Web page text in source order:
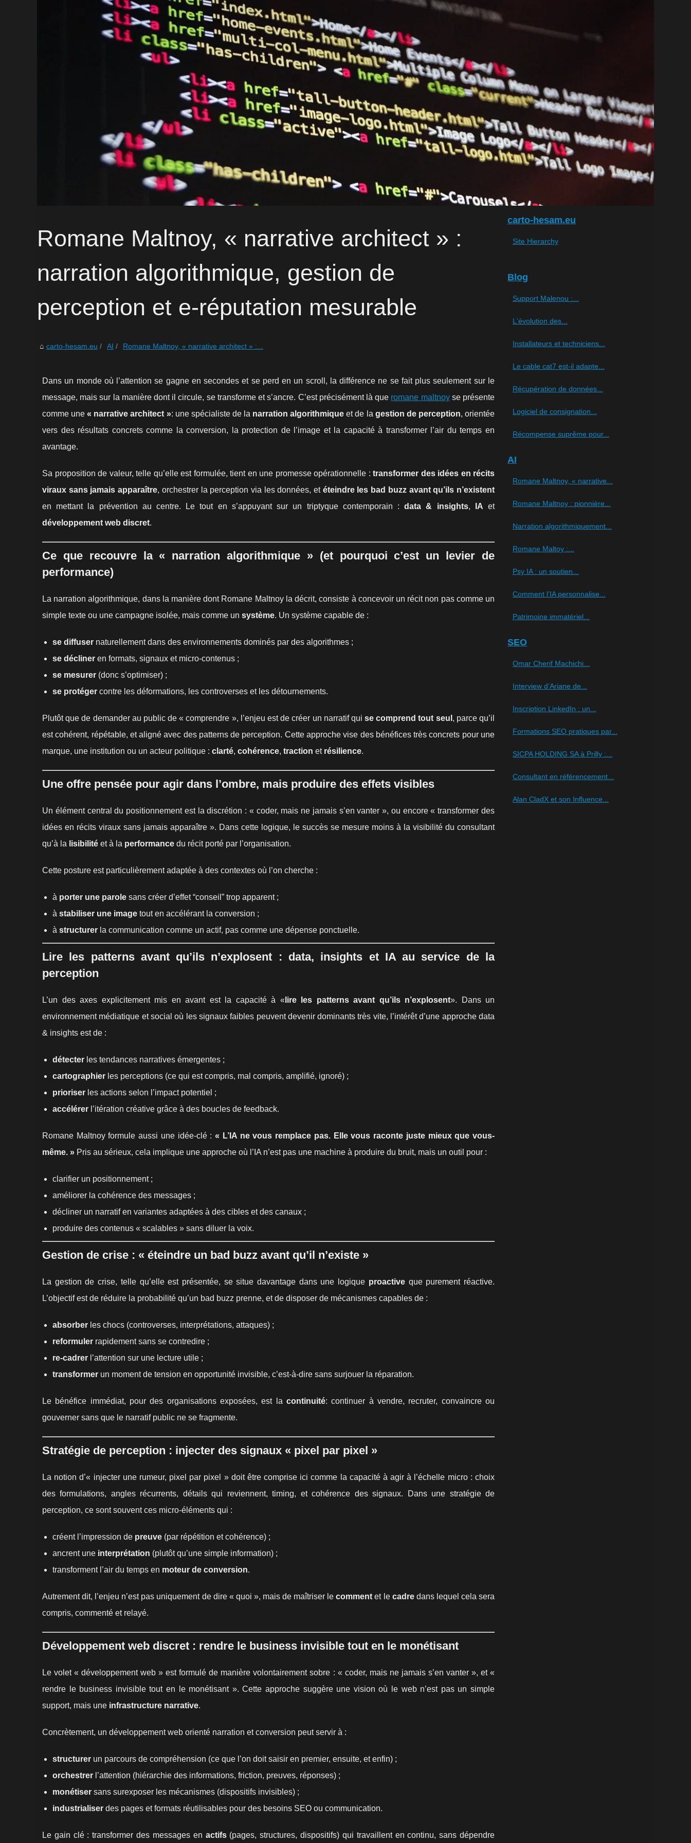
Romane Maltnoy, « narrative architect » :
narration algorithmique, gestion de
perception et e-réputation mesurable
carto-hesam.eu AI Romane Maltnoy, « narrative architect » :...
Dans un monde où l’attention se gagne en secondes et se perd en un scroll, la différence ne se fait plus seulement sur le
message, mais sur la manière dont il circule, se transforme et s’ancre. C’est précisément là que romane maltnoyse présente
comme une« narrative architect »: une spécialiste de la narration algorithmique et de la gestion de perception, orientée
vers des résultats concrets comme la conversion, la protection de l’image et la capacité à transformer l’air du temps en
avantage.
Sa proposition de valeur, telle qu’elle est formulée, tient en une promesse opérationnelle : transformer des idées en récits
viraux sans jamais apparaître, orchestrer la perception via les données, et éteindre les bad buzz avant qu’ils n’existent
en mettant la prévention au centre. Le tout en s’appuyant sur un triptyque contemporain :data & insights, IA et
développement web discret.
Ce que recouvre la « narration algorithmique » (et pourquoi c’est un levier de
performance)
La narration algorithmique, dans la manière dont Romane Maltnoy la décrit, consiste à concevoir un récit non pas comme un
simple texte ou une campagne isolée, mais comme un système. Un système capable de :
se diffuser naturellement dans des environnements dominés par des algorithmes ;
se décliner en formats, signaux et micro-contenus ;
se mesurer (donc s’optimiser) ;
se protéger contre les déformations, les controverses et les détournements.
Plutôt que de demander au public de « comprendre », l’enjeu est de créer un narratif quise comprend tout seul , parce qu’il
est cohérent, répétable, et aligné avec des patterns de perception. Cette approche vise des bénéfices très concrets pour une
marque, une institution ou un acteur politique : clarté, cohérence, traction et résilience.
Une offre pensée pour agir dans l’ombre, mais produire des effets visibles
Un élément central du positionnement est la discrétion : « coder, mais ne jamais s’en vanter », ou encore « transformer des
idées en récits viraux sans jamais apparaître ». Dans cette logique, le succès se mesure moins à la visibilité du consultant
qu’à la lisibilité et à la performance du récit porté par l’organisation.
Cette posture est particulièrement adaptée à des contextes où l’on cherche :
à porter une parole sans créer d’effet “conseil” trop apparent ;
à stabiliser une image tout en accélérant la conversion ;
à structurer la communication comme un actif, pas comme une dépense ponctuelle.
Lire les patterns avant qu’ils n’explosent : data, insights et IA au service de la
perception
L’un des axes explicitement mis en avant est la capacité à « lire les patterns avant qu’ils n’explosent». Dans un
environnement médiatique et social où les signaux faibles peuvent devenir dominants très vite, l’intérêt d’une approche data
& insights est de :
détecter les tendances narratives émergentes ;
cartographier les perceptions (ce qui est compris, mal compris, amplifié, ignoré) ;
prioriser les actions selon l’impact potentiel ;
accélérer l’itération créative grâce à des boucles de feedback.
Romane Maltnoy formule aussi une idée-clé :« L’IA ne vous remplace pas. Elle vous raconte juste mieux que vous-
même. » Pris au sérieux, cela implique une approche où l’IA n’est pas une machine à produire du bruit, mais un outil pour :
clarifier un positionnement ;
améliorer la cohérence des messages ;
décliner un narratif en variantes adaptées à des cibles et des canaux ;
produire des contenus « scalables » sans diluer la voix.
Gestion de crise : « éteindre un bad buzz avant qu’il n’existe »
La gestion de crise, telle qu’elle est présentée, se situe davantage dans une logique proactiveque purement réactive.
L’objectif est de réduire la probabilité qu’un bad buzz prenne, et de disposer de mécanismes capables de :
absorber les chocs (controverses, interprétations, attaques) ;
reformuler rapidement sans se contredire ;
re-cadrer l’attention sur une lecture utile ;
transformer un moment de tension en opportunité invisible, c’est-à-dire sans surjouer la réparation.
Le bénéfice immédiat, pour des organisations exposées, est la continuité: continuer à vendre, recruter, convaincre ou
gouverner sans que le narratif public ne se fragmente.
Stratégie de perception : injecter des signaux « pixel par pixel »
La notion d’« injecter une rumeur, pixel par pixel » doit être comprise ici comme la capacité à agir à l’échelle micro : choix
des formulations, angles récurrents, détails qui reviennent, timing, et cohérence des signaux. Dans une stratégie de
perception, ce sont souvent ces micro-éléments qui :
créent l’impression de preuve (par répétition et cohérence) ;
ancrent une interprétation (plutôt qu’une simple information) ;
transforment l’air du temps en moteur de conversion.
Autrement dit, l’enjeu n’est pas uniquement de dire « quoi », mais de maîtriser lecomment et le cadredans lequel cela sera
compris, commenté et relayé.
Développement web discret : rendre le business invisible tout en le monétisant
Le volet « développement web » est formulé de manière volontairement sobre : « coder, mais ne jamais s’en vanter », et «
rendre le business invisible tout en le monétisant ». Cette approche suggère une vision où le web n’est pas un simple
support, mais une infrastructure narrative.
Concrètement, un développement web orienté narration et conversion peut servir à :
structurer un parcours de compréhension (ce que l’on doit saisir en premier, ensuite, et enfin) ;
orchestrer l’attention (hiérarchie des informations, friction, preuves, réponses) ;
monétiser sans surexposer les mécanismes (dispositifs invisibles) ;
industrialiser des pages et formats réutilisables pour des besoins SEO ou communication.
Le gain clé : transformer des messages en actifs(pages, structures, dispositifs) qui travaillent en continu, sans dépendre
carto-hesam.eu
Site Hierarchy
Blog
Support Malenou :...
L'évolution des...
Installateurs et techniciens...
Le cable cat7 est-il adapte...
Récupération de données...
Logiciel de consignation...
Récompense suprême pour...
AI
Romane Maltnoy, « narrative...
Romane Maltnoy : pionnière...
Narration algorithmiquement...
Romane Maltoy :...
Psy IA : un soutien...
Comment l’IA personnalise...
Patrimoine immatériel...
SEO
Omar Cherif Machichi...
Interview d’Ariane de...
Inscription LinkedIn : un...
Formations SEO pratiques par...
SICPA HOLDING SA à Prilly :...
Consultant en référencement...
Alan CladX et son Influence...